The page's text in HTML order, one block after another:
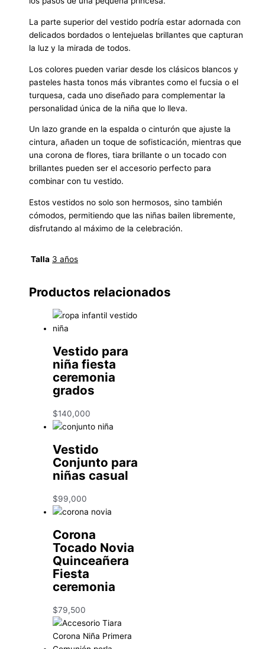
La parte superior del vestido podría estar adornada con
delicados bordados o lentejuelas brillantes que capturan
la luz y la mirada de todos.
Los colores pueden variar desde los clásicos blancos y
pasteles hasta tonos más vibrantes como el fucsia o el
turquesa, cada uno diseñado para complementar la
personalidad única de la niña que lo lleva.
Un lazo grande en la espalda o cinturón que ajuste la
cintura, añaden un toque de sofisticación, mientras que
una corona de flores, tiara brillante o un tocado con
brillantes pueden ser el accesorio perfecto para
combinar con tu vestido.
Estos vestidos no solo son hermosos, sino también
cómodos, permitiendo que las niñas bailen libremente,
disfrutando al máximo de la celebración.
Talla 3 años
Productos relacionados
Vestido para
niña fiesta
ceremonia
grados
$140,000
Vestido
Conjunto para
niñas casual
$99,000
Corona
Tocado Novia
Quinceañera
Fiesta
ceremonia
$79,500